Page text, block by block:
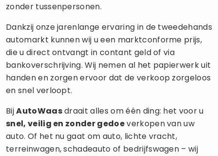
zonder tussenpersonen.
Dankzij onze jarenlange ervaring in de tweedehands
automarkt kunnen wij u een marktconforme prijs,
die u direct ontvangt in contant geld of via
bankoverschrijving. Wij nemen al het papierwerk uit
handen en zorgen ervoor dat de verkoop zorgeloos
en snel verloopt.
BijAutoWaasdraait alles om één ding: het voor u
snel, veilig en zonder gedoeverkopen van uw
auto. Of het nu gaat om auto, lichte vracht,
terreinwagen, schadeauto of bedrijfswagen – wij